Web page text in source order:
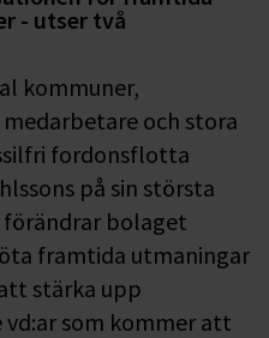
- utser två
kommuner,
och stora
fordonsflotta
på sin största
förändrar bolaget
framtida utmaningar
stärka upp
som kommer att